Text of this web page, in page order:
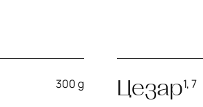
300 g Цезар1, 7